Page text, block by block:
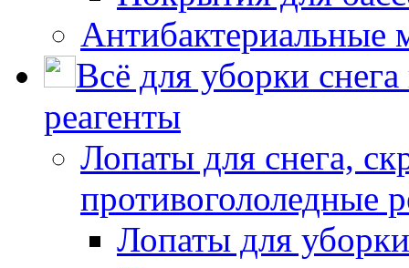
Антибактериальные
Всё для уборки
реагенты
Лопаты для снега,
противогололедные
Лопаты для